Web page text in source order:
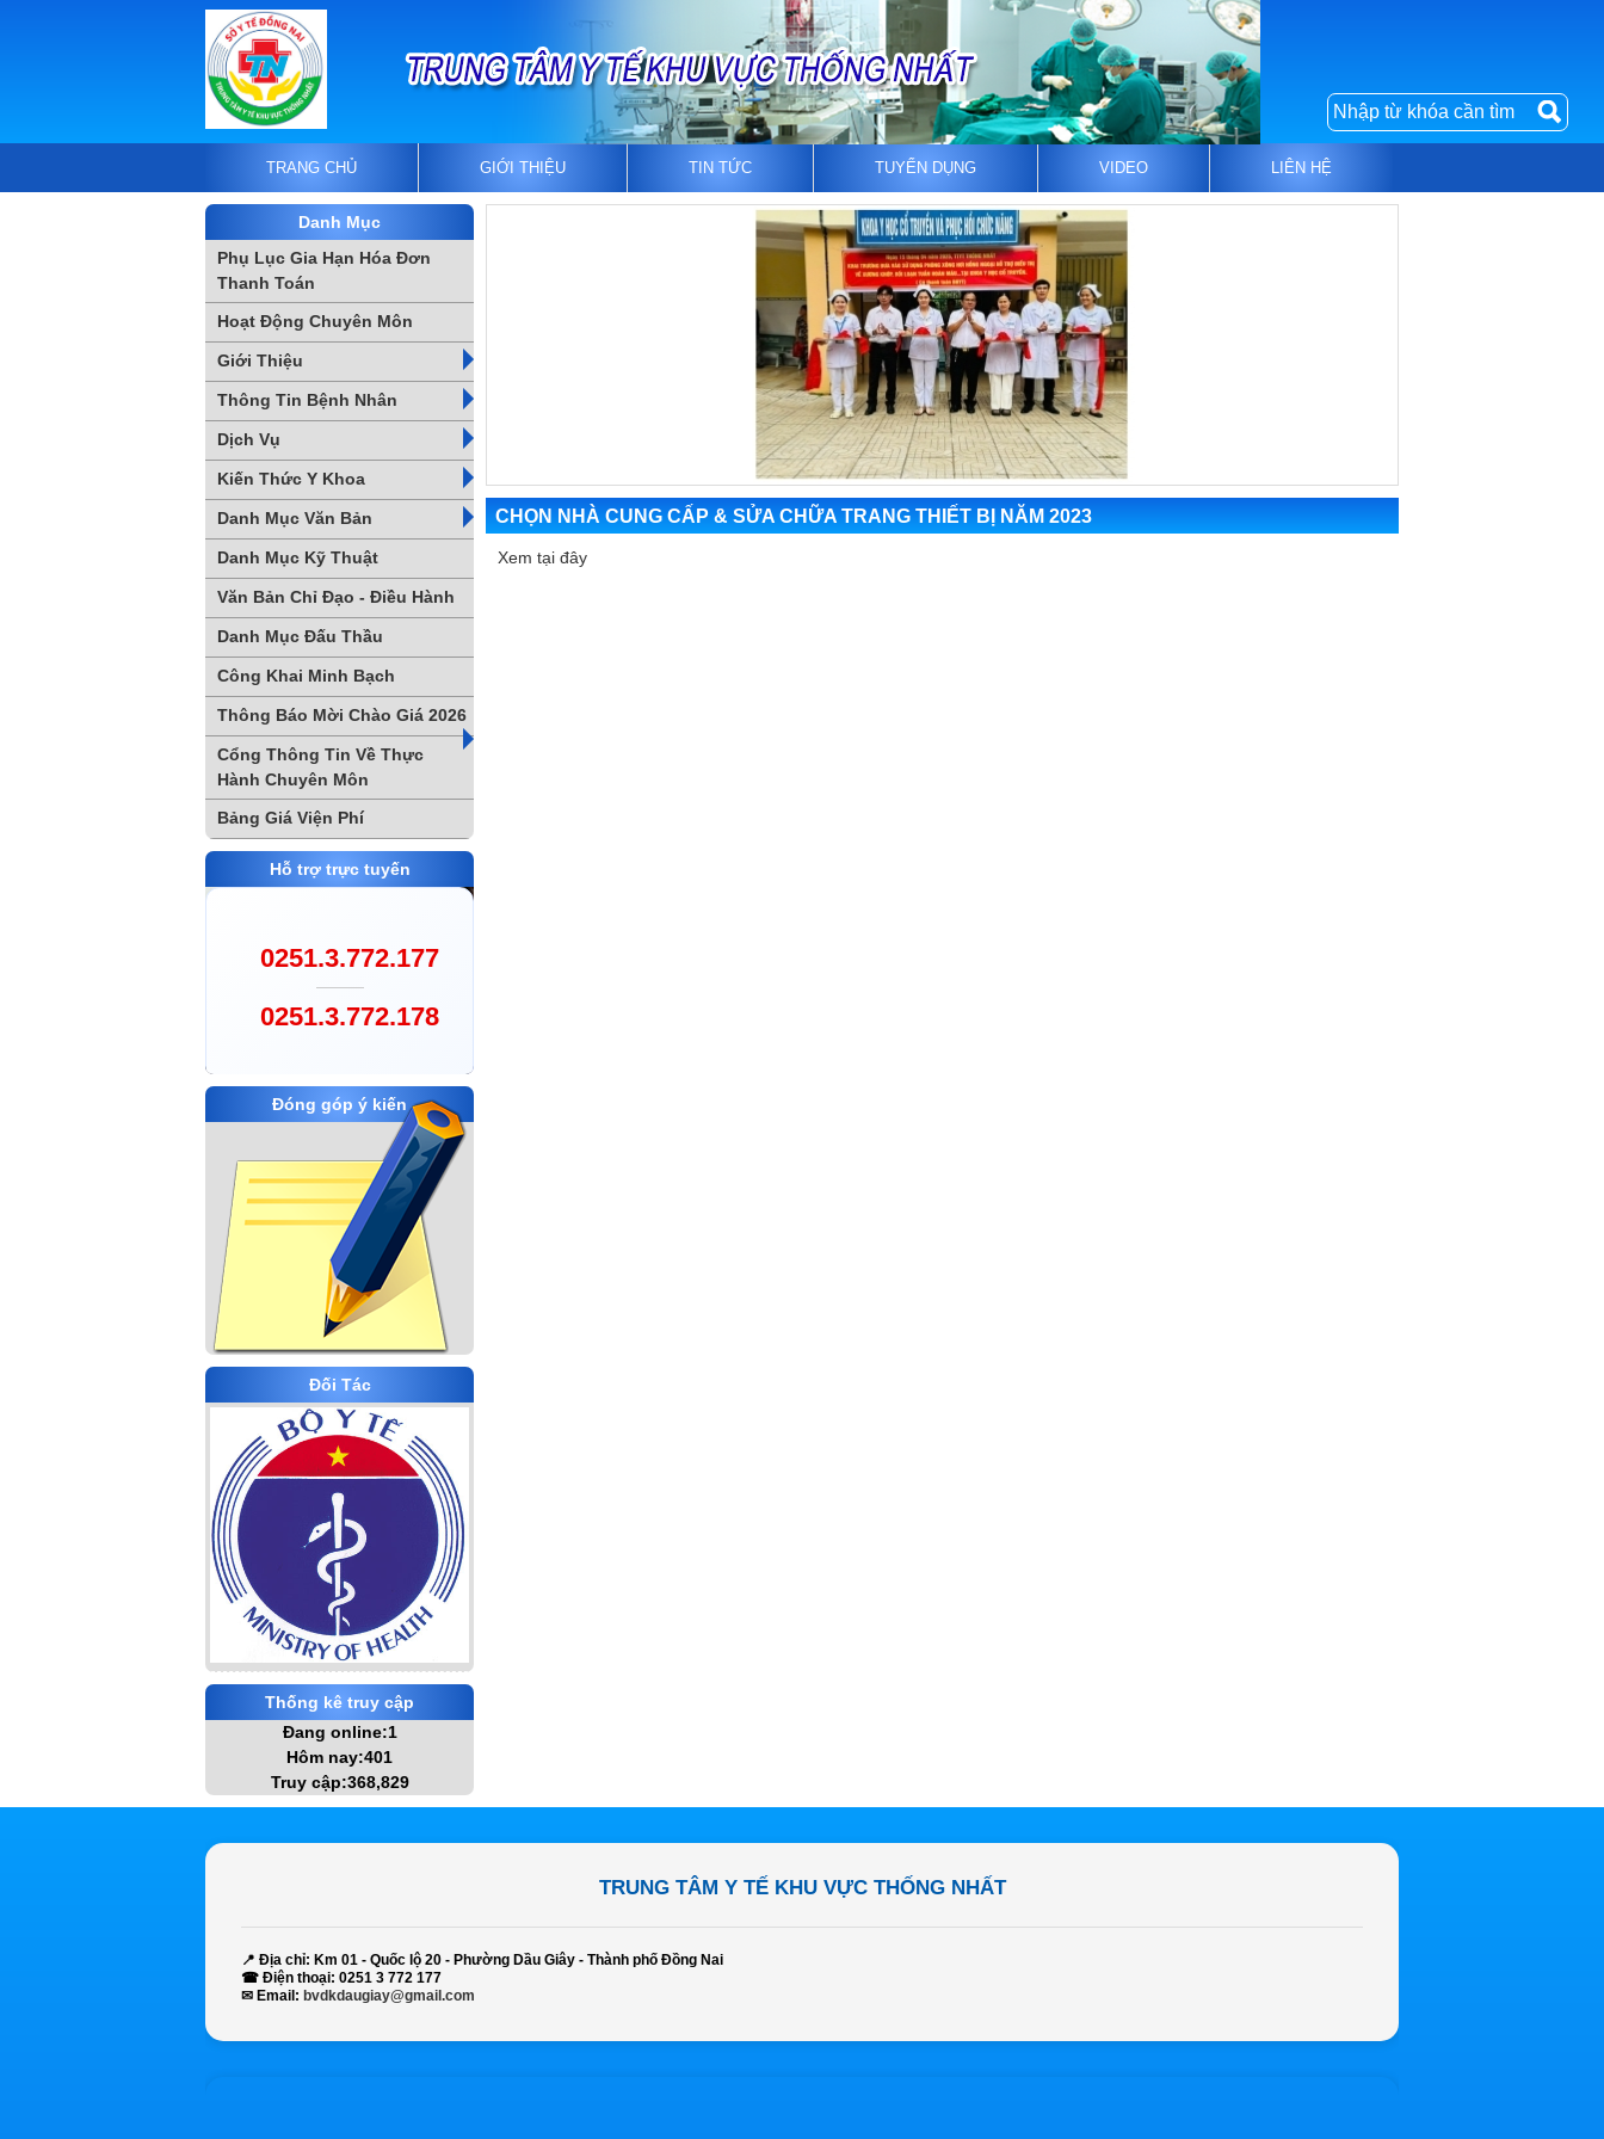
TRANG CHỦ GIỚI THIỆU TIN TỨC TUYỂN DỤNG VIDEO LIÊN HỆ
CHỌN NHÀ CUNG CẤP & SỬA CHỮA TRANG THIẾT BỊ NĂM 2023
Xem tại đây
Danh Mục
Phụ Lục Gia Hạn Hóa Đơn
Thanh Toán
Hoạt Động Chuyên Môn
Giới Thiệu
Thông Tin Bệnh Nhân
Dịch Vụ
Kiến Thức Y Khoa
Danh Mục Văn Bản
Danh Mục Kỹ Thuật
Văn Bản Chỉ Đạo - Điều Hành
Danh Mục Đấu Thầu
Công Khai Minh Bạch
Thông Báo Mời Chào Giá 2026
Cổng Thông Tin Về Thực
Hành Chuyên Môn
Bảng Giá Viện Phí
Hỗ trợ trực tuyến
0251.3.772.177
0251.3.772.178
Đóng góp ý kiến
Đối Tác
Thống kê truy cập
Đang online:1
Hôm nay:401
Truy cập:368,829
TRUNG TÂM Y TẾ KHU VỰC THỐNG NHẤT
📍 Địa chỉ: Km 01 - Quốc lộ 20 - Phường Dầu Giây - Thành phố Đồng Nai
☎ Điện thoại: 0251 3 772 177
✉ Email: bvdkdaugiay@gmail.com